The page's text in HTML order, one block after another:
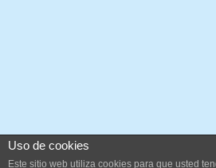
Uso de cookies
Este sitio web utiliza cookies para que usted